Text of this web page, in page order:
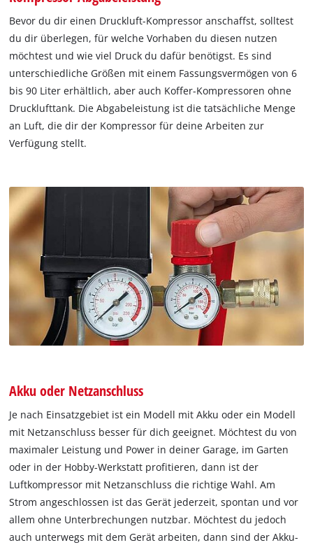
Bevor du dir einen Druckluft-Kompressor anschaffst, solltest
du dir überlegen, für welche Vorhaben du diesen nutzen
möchtest und wie viel Druck du dafür benötigst. Es sind
unterschiedliche Größen mit einem Fassungsvermögen von 6
bis 90 Liter erhältlich, aber auch Koffer-Kompressoren ohne
Drucklufttank. Die Abgabeleistung ist die tatsächliche Menge
an Luft, die dir der Kompressor für deine Arbeiten zur
Verfügung stellt.
Akku oder Netzanschluss
Je nach Einsatzgebiet ist ein Modell mit Akku oder ein Modell
mit Netzanschluss besser für dich geeignet. Möchtest du von
maximaler Leistung und Power in deiner Garage, im Garten
oder in der Hobby-Werkstatt profitieren, dann ist der
Luftkompressor mit Netzanschluss die richtige Wahl. Am
Strom angeschlossen ist das Gerät jederzeit, spontan und vor
allem ohne Unterbrechungen nutzbar. Möchtest du jedoch
auch unterwegs mit dem Gerät arbeiten, dann sind der Akku-